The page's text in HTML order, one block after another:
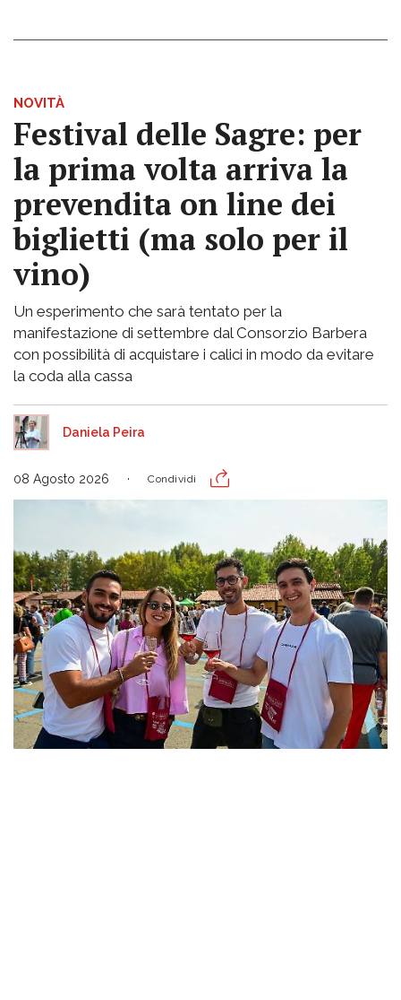
NOVITÀ
Festival delle Sagre: per
la prima volta arriva la
prevendita on line dei
biglietti (ma solo per il
vino)
Un esperimento che sarà tentato per la
manifestazione di settembre dal Consorzio Barbera
con possibilità di acquistare i calici in modo da evitare
la coda alla cassa
Daniela Peira
08 Agosto 2026 Condividi